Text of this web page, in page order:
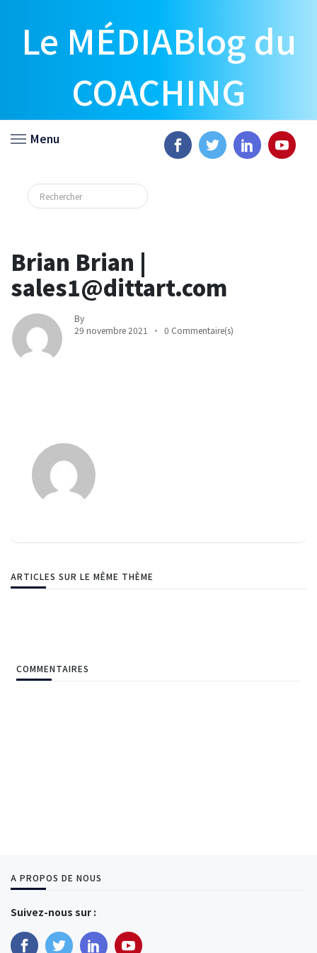
Le MÉDIABlog du
COACHING
Menu
Brian Brian |
sales1@dittart.com
By
29 novembre 2021
0 Commentaire(s)
ARTICLES SUR LE MÊME THÈME
COMMENTAIRES
A PROPOS DE NOUS
Suivez-nous sur :